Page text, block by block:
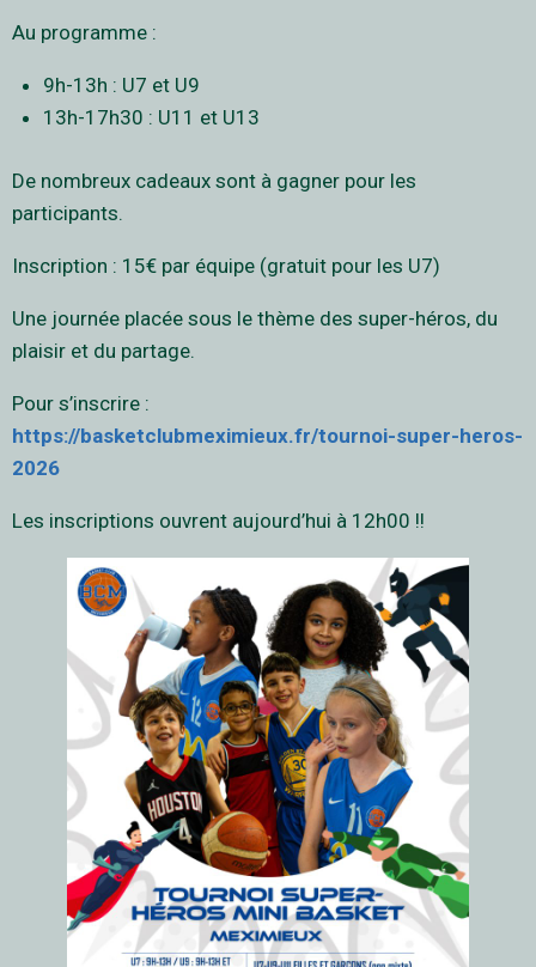
Au programme :
9h-13h : U7 et U9
13h-17h30 : U11 et U13
De nombreux cadeaux sont à gagner pour les
participants.
Inscription : 15€ par équipe (gratuit pour les U7)
Une journée placée sous le thème des super-héros, du
plaisir et du partage.
Pour s’inscrire :
https://basketclubmeximieux.fr/tournoi-super-heros-
2026
Les inscriptions ouvrent aujourd’hui à 12h00 !!